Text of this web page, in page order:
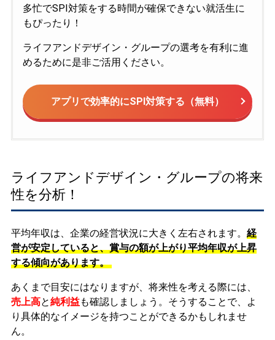
多忙でSPI対策をする時間が確保できない就活生に
もぴったり！
ライフアンドデザイン・グループの選考を有利に進
めるために是非ご活用ください。
アプリで効率的にSPI対策する（無料）
ライフアンドデザイン・グループの将来
性を分析！
平均年収は、企業の経営状況に大きく左右されます。 経
営が安定していると、賞与の額が上がり平均年収が上昇
する傾向があります。
あくまで目安にはなりますが、将来性を考える際には、
売上高と純利益も確認しましょう。そうすることで、よ
り具体的なイメージを持つことができるかもしれませ
ん。